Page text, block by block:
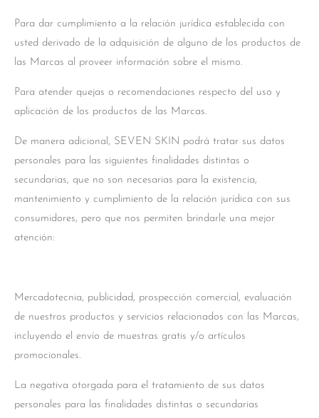
Para dar cumplimiento a la relación jurídica establecida con
usted derivado de la adquisición de alguno de los productos de
las Marcas al proveer información sobre el mismo.
Para atender quejas o recomendaciones respecto del uso y
aplicación de los productos de las Marcas.
De manera adicional, SEVEN SKIN podrá tratar sus datos
personales para las siguientes finalidades distintas o
secundarias, que no son necesarias para la existencia,
mantenimiento y cumplimiento de la relación jurídica con sus
consumidores, pero que nos permiten brindarle una mejor
atención:
Mercadotecnia, publicidad, prospección comercial, evaluación
de nuestros productos y servicios relacionados con las Marcas,
incluyendo el envío de muestras gratis y/o artículos
promocionales.
La negativa otorgada para el tratamiento de sus datos
personales para las finalidades distintas o secundarias